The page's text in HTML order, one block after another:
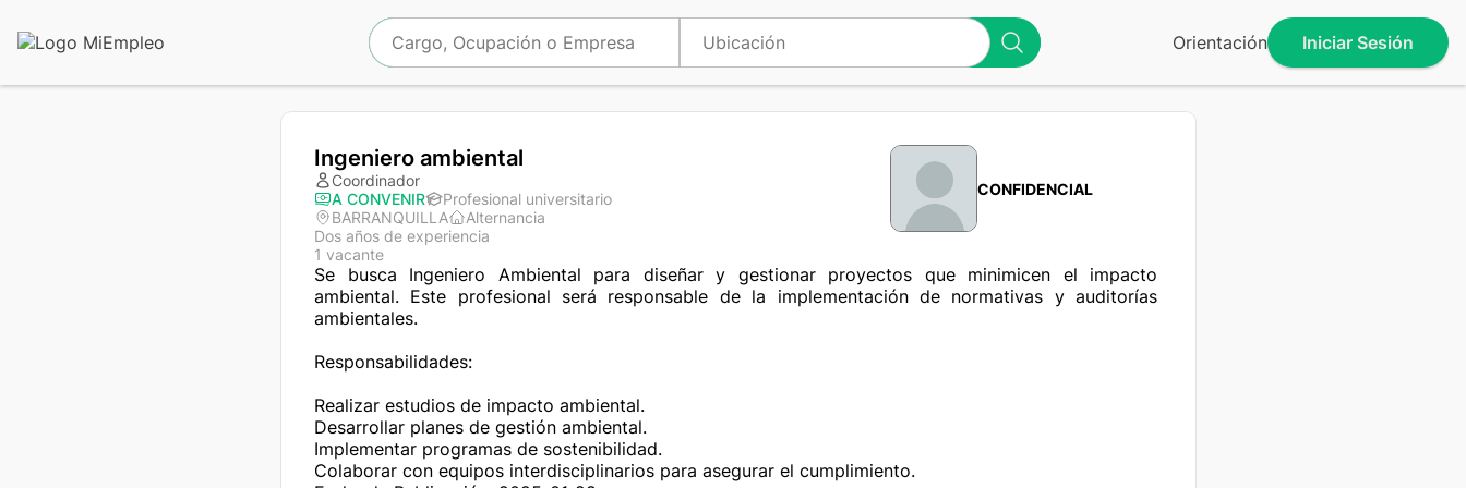
Orientación Iniciar Sesión
Ingeniero ambiental
Coordinador
A CONVENIR
Profesional universitario
BARRANQUILLA
Alternancia
Dos años de experiencia
1 vacante
CONFIDENCIAL
Se busca Ingeniero Ambiental para diseñar y gestionar proyectos que minimicen el impacto
ambiental. Este profesional será responsable de la implementación de normativas y auditorías
ambientales.
Responsabilidades:
Realizar estudios de impacto ambiental.
Desarrollar planes de gestión ambiental.
Implementar programas de sostenibilidad.
Colaborar con equipos interdisciplinarios para asegurar el cumplimiento.